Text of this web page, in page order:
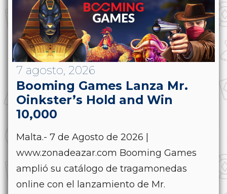
7 agosto, 2026
Booming Games Lanza Mr.
Oinkster’s Hold and Win
10,000
Malta.- 7 de Agosto de 2026 |
www.zonadeazar.com Booming Games
amplió su catálogo de tragamonedas
online con el lanzamiento de Mr.